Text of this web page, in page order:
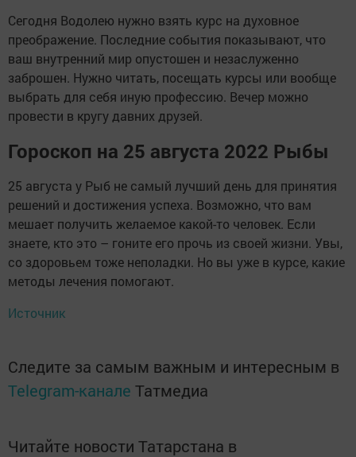
Сегодня Водолею нужно взять курс на духовное
преображение. Последние события показывают, что
ваш внутренний мир опустошен и незаслуженно
заброшен. Нужно читать, посещать курсы или вообще
выбрать для себя иную профессию. Вечер можно
провести в кругу давних друзей.
Гороскоп на 25 августа 2022 Рыбы
25 августа у Рыб не самый лучший день для принятия
решений и достижения успеха. Возможно, что вам
мешает получить желаемое какой-то человек. Если
знаете, кто это – гоните его прочь из своей жизни. Увы,
со здоровьем тоже неполадки. Но вы уже в курсе, какие
методы лечения помогают.
Источник
Следите за самым важным и интересным в
Telegram-канале Татмедиа
Читайте новости Татарстана в